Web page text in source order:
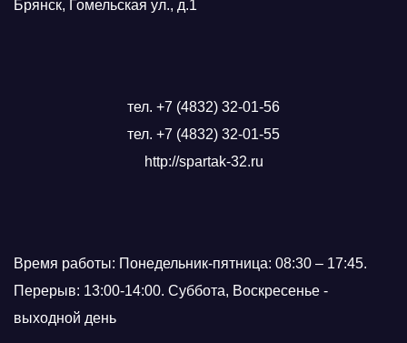
Брянск, Гомельская ул., д.1
тел. +7 (4832) 32-01-56
тел. +7 (4832) 32-01-55
http://spartak-32.ru
Время работы: Понедельник-пятница: 08:30 – 17:45.
Перерыв: 13:00-14:00. Суббота, Воскресенье -
выходной день